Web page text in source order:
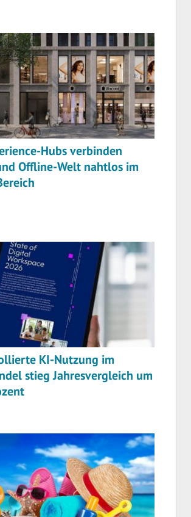
Hubs verbinden
Offline-Welt nahtlos im
KI-Nutzung im
stieg Jahresvergleich um